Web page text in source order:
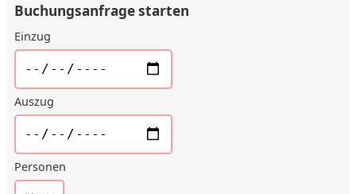
Buchungsanfrage starten
Einzug
Auszug
Personen